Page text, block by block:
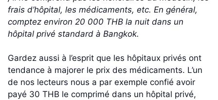
frais d’hôpital, les médicaments, etc. En général,
comptez environ 20 000 THB la nuit dans un
hôpital privé standard à Bangkok.
Gardez aussi à l’esprit que les hôpitaux privés ont
tendance à majorer le prix des médicaments. L’un
de nos lecteurs nous a par exemple confié avoir
payé 30 THB le comprimé dans un hôpital privé,